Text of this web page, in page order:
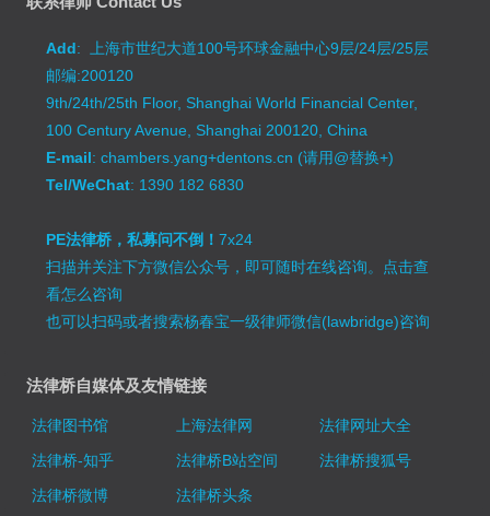
Add: 上海市世纪大道100号环球金融中心9层/24层/25层
邮编:200120
9th/24th/25th Floor, Shanghai World Financial Center,
100 Century Avenue, Shanghai 200120, China
E-mail: chambers.yang+dentons.cn (请用@替换+)
Tel/WeChat: 1390 182 6830
PE法律桥，私募问不倒！7x24
扫描并关注下方微信公众号，即可随时在线咨询。 点击查
看怎么咨询
也可以扫码或者搜索杨春宝一级律师微信(lawbridge)咨询
法律桥自媒体及友情链接
法律图书馆 上海法律网
法律网址大全
法律桥-知乎
法律桥B站空间
法律桥搜狐号
法律桥微博
法律桥头条